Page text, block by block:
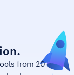
from 20